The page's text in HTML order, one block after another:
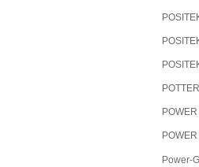
POTTER
Power-